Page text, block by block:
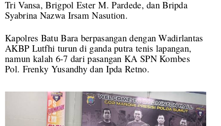
Tri Vansa, Brigpol Ester M. Pardede, dan Bripda
Syabrina Nazwa Irsam Nasution.
Kapolres Batu Bara berpasangan dengan Wadirlantas
AKBP Lutfhi turun di ganda putra tenis lapangan,
namun kalah 6-7 dari pasangan KA SPN Kombes
Pol. Frenky Yusandhy dan Ipda Retno.